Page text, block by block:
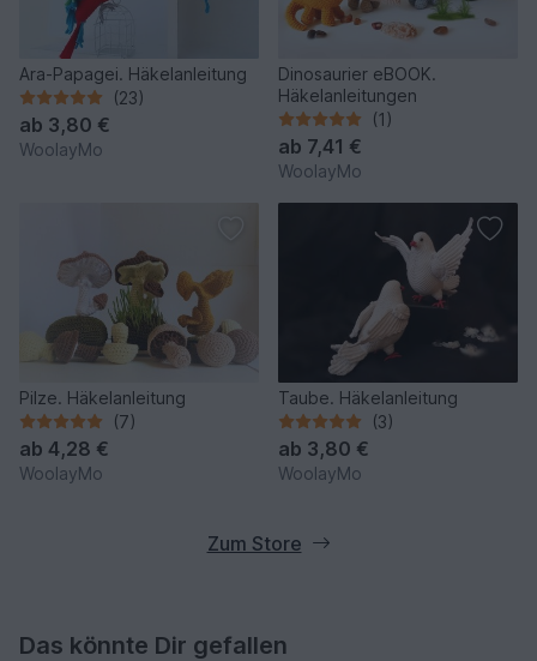
Ara-Papagei. Häkelanleitung
(23)
ab 3,80 €
WoolayMo
Dinosaurier eBOOK.
Häkelanleitungen
(1)
ab 7,41 €
WoolayMo
Pilze. Häkelanleitung
(7)
ab 4,28 €
WoolayMo
Taube. Häkelanleitung
(3)
ab 3,80 €
WoolayMo
Zum Store
Das könnte Dir gefallen